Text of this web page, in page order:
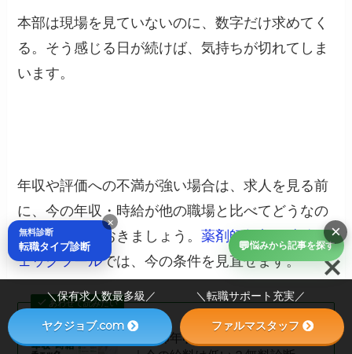
本部は現場を見ていないのに、数字だけ求めてく
る。そう感じる日が続けば、気持ちが切れてしま
います。
年収や評価への不満が強い場合は、求人を見る前
に、今の年収・時給が他の職場と比べてどうなの
かを確認しておきましょう。薬剤師年収・時給チ
ェックツールでは、今の条件を見直せます。
あわせて読みたい
薬剤師年収・時給チェックツール
💬悩みから記事を探す
×
×
無料診断
転職タイプ診断
＼保有求人数最多級／ ＼転職サポート充実／
ヤクジョブ.com ファルマスタッフ